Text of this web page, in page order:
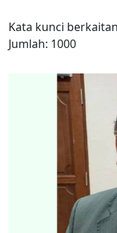
Kata kunci berkaitan
Jumlah: 1000